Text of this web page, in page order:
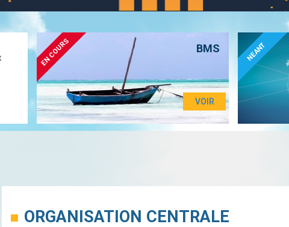
BMS
EN COURS
VOIR
NEANT
ORGANISATION CENTRALE